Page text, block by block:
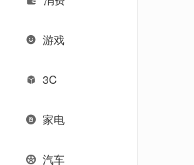
游戏
3C
家电
汽车